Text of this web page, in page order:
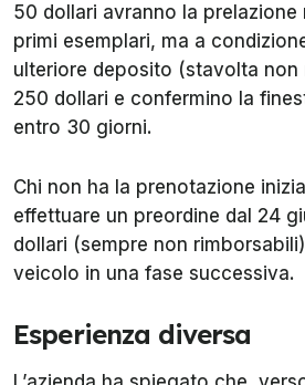
50 dollari avranno la prelazione
primi esemplari, ma a
ulteriore deposito (stavolta non
250 dollari e confermino la
entro 30 giorni.
Chi non ha la prenotazione
effettuare un preordine dal 24
dollari (sempre non
veicolo in una fase successiva.
Esperienza diversa